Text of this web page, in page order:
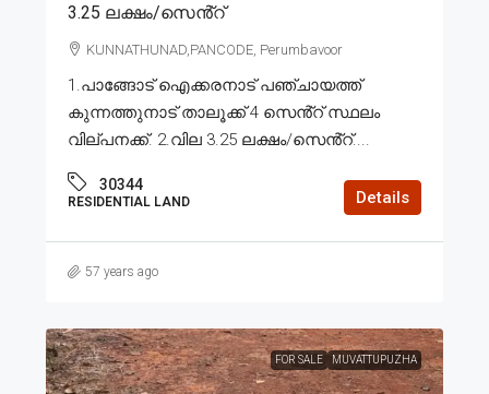
3.25 ലക്ഷം/സെൻ്റ്
KUNNATHUNAD,PANCODE, Perumbavoor
1.പാങ്ങോട് ഐക്കരനാട് പഞ്ചായത്ത്
കുന്നത്തുനാട് താലൂക്ക് 4 സെൻ്റ് സ്ഥലം
വില്പനക്ക്. 2.വില 3.25 ലക്ഷം/സെൻ്റ്....
30344
RESIDENTIAL LAND Details
57 years ago
FOR SALE MUVATTUPUZHA